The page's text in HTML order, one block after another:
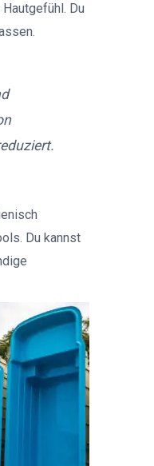
Du
Du kannst